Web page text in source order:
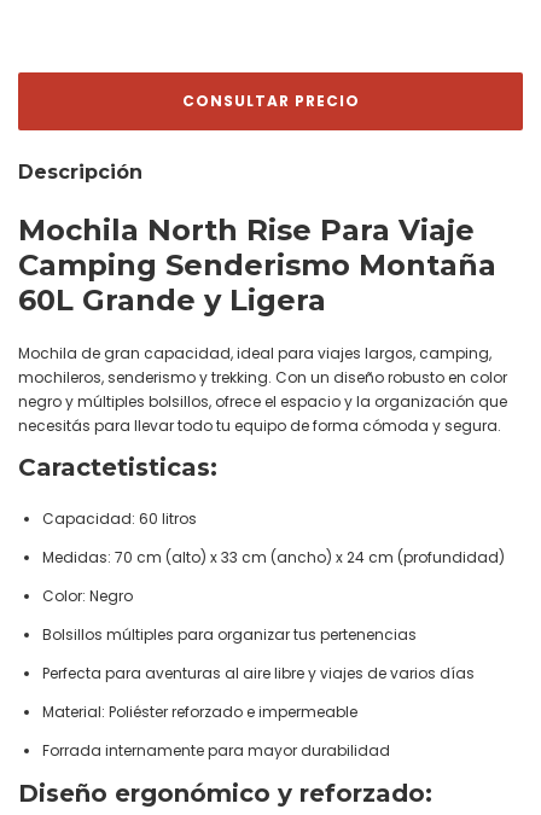
Descripción
Mochila North Rise Para Viaje
Camping Senderismo Montaña
60L Grande y Ligera
Mochila de gran capacidad, ideal para viajes largos, camping,
mochileros, senderismo y trekking. Con un diseño robusto en color
negro y múltiples bolsillos, ofrece el espacio y la organización que
necesitás para llevar todo tu equipo de forma cómoda y segura.
Caractetisticas:
Capacidad: 60 litros
Medidas: 70 cm (alto) x 33 cm (ancho) x 24 cm (profundidad)
Color: Negro
Bolsillos múltiples para organizar tus pertenencias
Perfecta para aventuras al aire libre y viajes de varios días
Material: Poliéster reforzado e impermeable
Forrada internamente para mayor durabilidad
Diseño ergonómico y reforzado: